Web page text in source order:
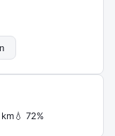
💧 72%